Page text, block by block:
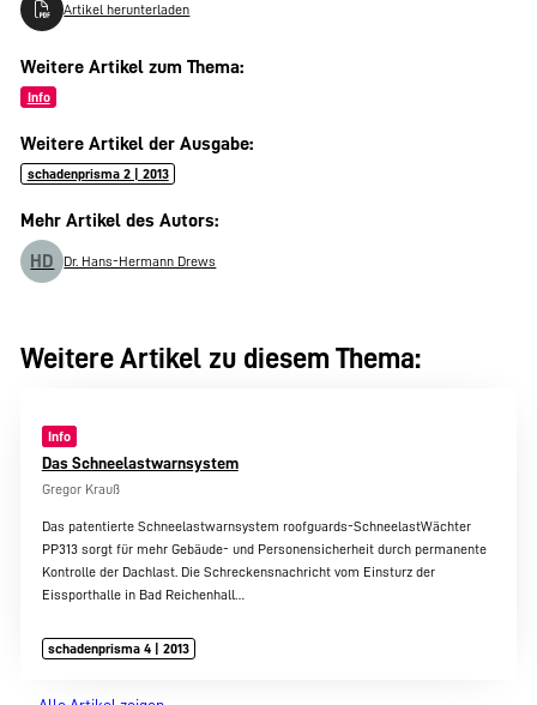
Artikel herunterladen
Weitere Artikel zum Thema:
Info
Weitere Artikel der Ausgabe:
schadenprisma 2 | 2013
Mehr Artikel des Autors:
HD Dr. Hans-Hermann Drews
Weitere Artikel zu diesem Thema:
Info
Das Schneelastwarnsystem
Gregor Krauß
Das patentierte Schneelastwarnsystem roofguards-SchneelastWächter
PP313 sorgt für mehr Gebäude- und Personensicherheit durch permanente
Kontrolle der Dachlast. Die Schreckensnachricht vom Einsturz der
Eissporthalle in Bad Reichenhall…
schadenprisma 4 | 2013